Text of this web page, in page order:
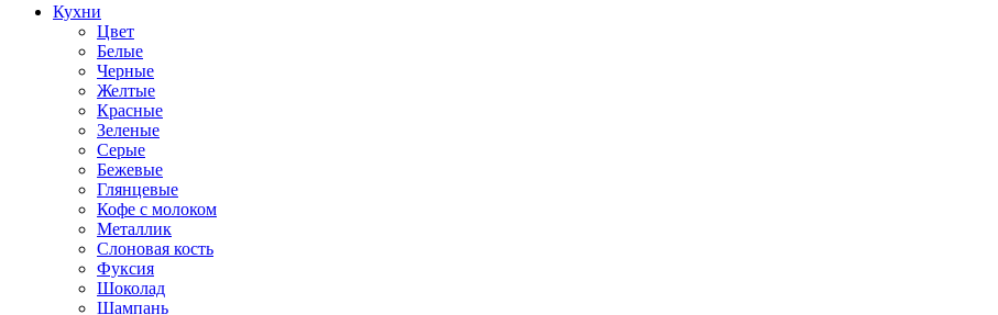
Кухни
Цвет
Белые
Черные
Желтые
Красные
Зеленые
Серые
Бежевые
Глянцевые
Кофе с молоком
Металлик
Слоновая кость
Фуксия
Шоколад
Шампань